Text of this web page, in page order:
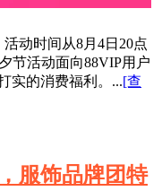
动时间从8月4日20点
节活动面向88VIP用户
实的消费福利。...[查
服饰品牌团特